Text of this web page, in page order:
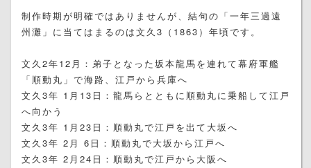
制作時期が明確ではありませんが、結句の「一年三過遠
州灘」に当てはまるのは文久3（1863）年頃です。
文久2年12月：弟子となった坂本龍馬を連れて幕府軍艦
「順動丸」で海路、江戸から兵庫へ
文久3年 1月13日：龍馬らとともに順動丸に乗船して江戸
へ向かう
文久3年 1月23日：順動丸で江戸を出て大坂へ
文久3年 2月 6日：順動丸で大坂から江戸へ
文久3年 2月24日：順動丸で江戸から大阪へ